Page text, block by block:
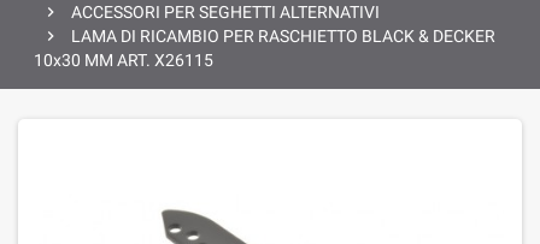

ACCESSORI PER SEGHETTI ALTERNATIVI

LAMA DI RICAMBIO PER RASCHIETTO BLACK & DECKER
10x30 MM ART. X26115